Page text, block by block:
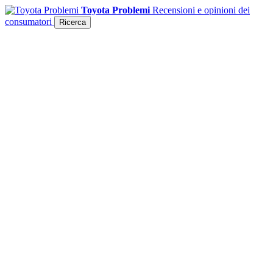
Toyota Problemi Recensioni e opinioni dei
consumatori
Ricerca